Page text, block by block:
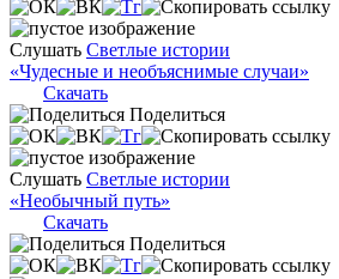
Слушать Светлые истории
«Чудесные и необъяснимые случаи»
Скачать
Поделиться
Слушать Светлые истории
«Необычный путь»
Скачать
Поделиться